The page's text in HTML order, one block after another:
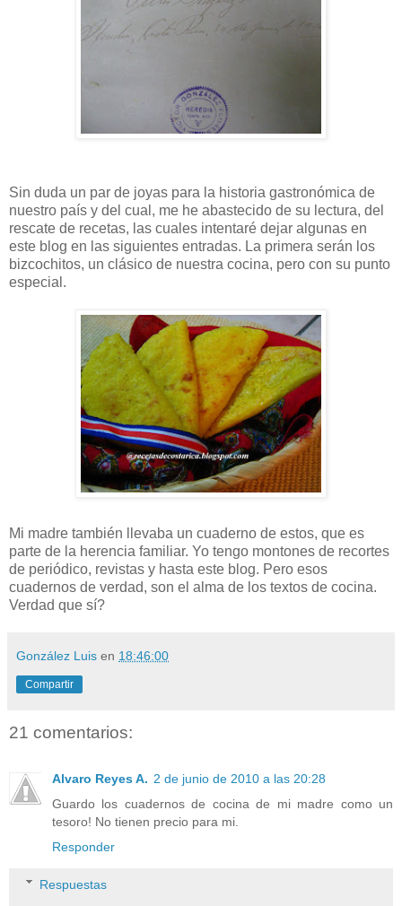
Sin duda un par de joyas para la historia gastronómica de
nuestro país y del cual, me he abastecido de su lectura, del
rescate de recetas, las cuales intentaré dejar algunas en
este blog en las siguientes entradas. La primera serán los
bizcochitos, un clásico de nuestra cocina, pero con su punto
especial.
Mi madre también llevaba un cuaderno de estos, que es
parte de la herencia familiar. Yo tengo montones de recortes
de periódico, revistas y hasta este blog. Pero esos
cuadernos de verdad, son el alma de los textos de cocina.
Verdad que sí?
González Luis en 18:46:00
Compartir
21 comentarios:
Alvaro Reyes A. 2 de junio de 2010 a las 20:28
Guardo los cuadernos de cocina de mi madre como un
tesoro! No tienen precio para mi.
Responder
Respuestas